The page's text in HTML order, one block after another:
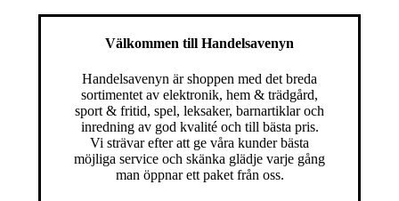
Välkommen till Handelsavenyn
Handelsavenyn är shoppen med det breda
sortimentet av elektronik, hem & trädgård,
sport & fritid, spel, leksaker, barnartiklar och
inredning av god kvalité och till bästa pris.
Vi strävar efter att ge våra kunder bästa
möjliga service och skänka glädje varje gång
man öppnar ett paket från oss.